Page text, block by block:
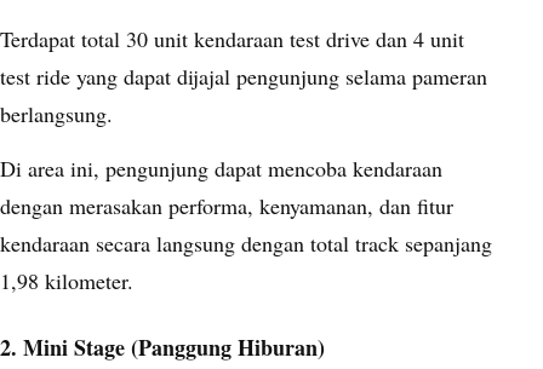
Terdapat total 30 unit kendaraan test drive dan 4 unit
test ride yang dapat dijajal pengunjung selama pameran
berlangsung.
Di area ini, pengunjung dapat mencoba kendaraan
dengan merasakan performa, kenyamanan, dan fitur
kendaraan secara langsung dengan total track sepanjang
1,98 kilometer.
2. Mini Stage (Panggung Hiburan)